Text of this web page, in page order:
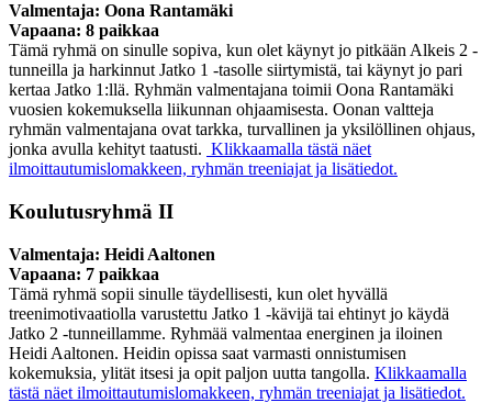
Valmentaja: Oona Rantamäki
Vapaana: 8 paikkaa
Tämä ryhmä on sinulle sopiva, kun olet käynyt jo pitkään Alkeis 2 -
tunneilla ja harkinnut Jatko 1 -tasolle siirtymistä, tai käynyt jo pari
kertaa Jatko 1:llä. Ryhmän valmentajana toimii Oona Rantamäki
vuosien kokemuksella liikunnan ohjaamisesta. Oonan valtteja
ryhmän valmentajana ovat tarkka, turvallinen ja yksilöllinen ohjaus,
jonka avulla kehityt taatusti. Klikkaamalla tästä näet
ilmoittautumislomakkeen, ryhmän treeniajat ja lisätiedot.
Koulutusryhmä II
Valmentaja: Heidi Aaltonen
Vapaana: 7 paikkaa
Tämä ryhmä sopii sinulle täydellisesti, kun olet hyvällä
treenimotivaatiolla varustettu Jatko 1 -kävijä tai ehtinyt jo käydä
Jatko 2 -tunneillamme. Ryhmää valmentaa energinen ja iloinen
Heidi Aaltonen. Heidin opissa saat varmasti onnistumisen
kokemuksia, ylität itsesi ja opit paljon uutta tangolla. Klikkaamalla
tästä näet ilmoittautumislomakkeen, ryhmän treeniajat ja lisätiedot.